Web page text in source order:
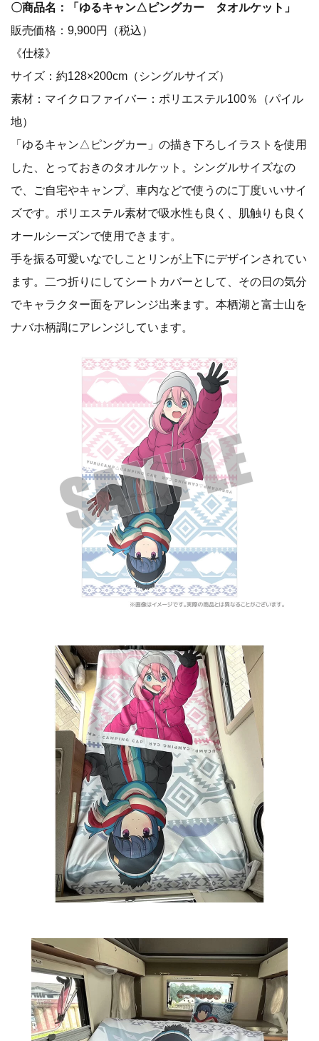
〇商品名：「ゆるキャン△ピングカー タオルケット」
販売価格：9,900円（税込）
《仕様》
サイズ：約128×200cm（シングルサイズ）
素材：マイクロファイバー：ポリエステル100％（パイル
地）
「ゆるキャン△ピングカー」の描き下ろしイラストを使用
した、とっておきのタオルケット。シングルサイズなの
で、ご自宅やキャンプ、車内などで使うのに丁度いいサイ
ズです。ポリエステル素材で吸水性も良く、肌触りも良く
オールシーズンで使用できます。
手を振る可愛いなでしことリンが上下にデザインされてい
ます。二つ折りにしてシートカバーとして、その日の気分
でキャラクター面をアレンジ出来ます。本栖湖と富士山を
ナバホ柄調にアレンジしています。